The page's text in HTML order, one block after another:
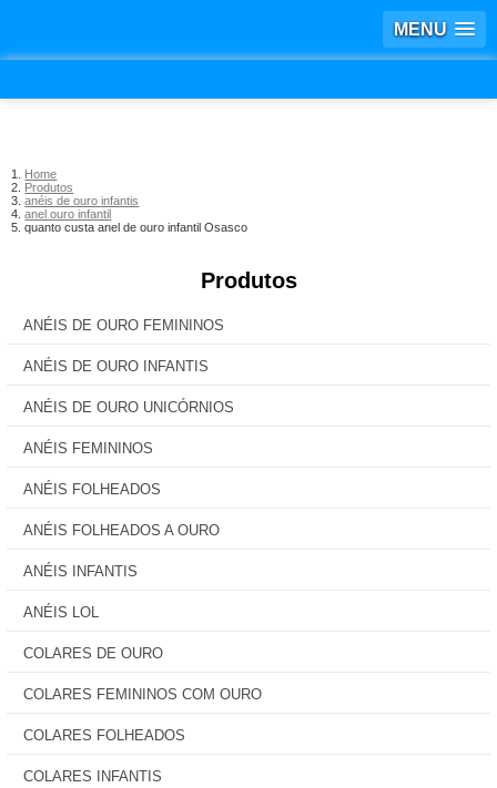
MENU
Home
Produtos
anéis de ouro infantis
anel ouro infantil
quanto custa anel de ouro infantil Osasco
Produtos
ANÉIS DE OURO FEMININOS
ANÉIS DE OURO INFANTIS
ANÉIS DE OURO UNICÓRNIOS
ANÉIS FEMININOS
ANÉIS FOLHEADOS
ANÉIS FOLHEADOS A OURO
ANÉIS INFANTIS
ANÉIS LOL
COLARES DE OURO
COLARES FEMININOS COM OURO
COLARES FOLHEADOS
COLARES INFANTIS